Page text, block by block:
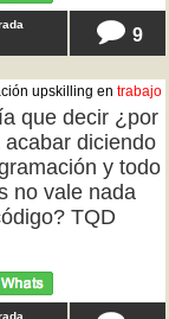
9
upskilling en trabajo
que decir ¿por
diciendo
y todo
no vale nada
TQD